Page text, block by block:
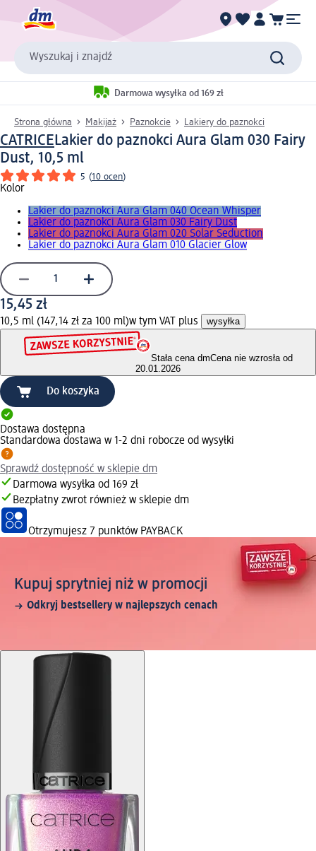
Wyszukaj i znajdź
Darmowa wysyłka od 169 zł
Strona główna Makijaż Paznokcie Lakiery do paznokci
CATRICELakier do paznokci Aura Glam 030 Fairy
Dust, 10,5 ml
5 (10 ocen)
Kolor
Lakier do paznokci Aura Glam 040 Ocean Whisper
Lakier do paznokci Aura Glam 030 Fairy Dust
Lakier do paznokci Aura Glam 020 Solar Seduction
Lakier do paznokci Aura Glam 010 Glacier Glow
15,45 zł
10,5 ml (147,14 zł za 100 ml)w tym VAT plus wysyłka
Stała cena dmCena nie wzrosła od
20.01.2026
Do koszyka
Dostawa dostępna
Standardowa dostawa w 1-2 dni robocze od wysyłki
Sprawdź dostępność w sklepie dm
Darmowa wysyłka od 169 zł
Bezpłatny zwrot również w sklepie dm
Otrzymujesz 7 punktów PAYBACK
Kupuj sprytniej niż w promocji
Odkryj bestsellery w najlepszych cenach